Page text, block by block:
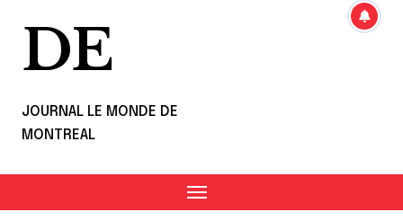
DE
JOURNAL LE MONDE DE
MONTREAL